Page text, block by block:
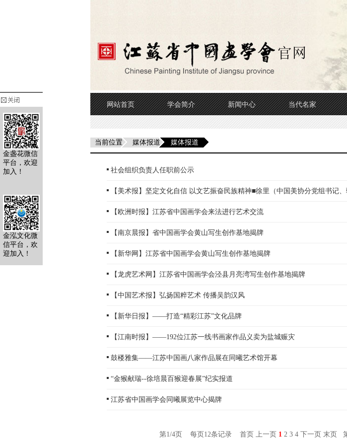
网站首页 学会简介 新闻中心 当代名家
当前位置 媒体报道 媒体报道
社会组织负责人任职前公示
【美术报】坚定文化自信 以文艺振奋民族精神■徐里（中国美协分党组书记、
【欧洲时报】江苏省中国画学会来法进行艺术交流
【南京晨报】省中国画学会黄山写生创作基地揭牌
【新华网】江苏省中国画学会黄山写生创作基地揭牌
【龙虎艺术网】江苏省中国画学会泾县月亮湾写生创作基地揭牌
【中国艺术报】弘扬国粹艺术 传播吴韵汉风
【新华日报】——打造“精彩江苏”文化品牌
【江南时报】——192位江苏一线书画家作品义卖为盐城赈灾
鼓楼雅集——江苏中国画八家作品展在同曦艺术馆开幕
“金猴献瑞--徐培晨百猴迎春展”纪实报道
江苏省中国画学会同曦展览中心揭牌
第1/4页 每页12条记录 首页 上一页 1 2 3 4 下一页 末页
金盏花微信
平台，欢迎
加入！
金泓文化微
信平台，欢
迎加入！